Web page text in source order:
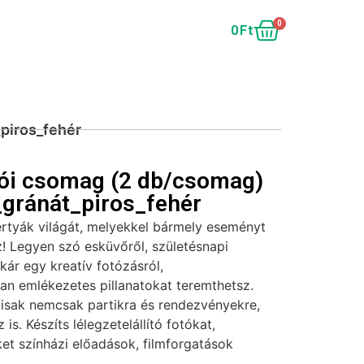
0Ft 0
csomag (2 db/csomag)
világát, melyekkel bármely eseményt
Legyen szó esküvőről, születésnapi
egy kreatív fotózásról,
emlékezetes pillanatokat teremthetsz.
nemcsak partikra és rendezvényekre,
is. Készíts lélegzetelállító fotókat,
színházi előadások, filmforgatások